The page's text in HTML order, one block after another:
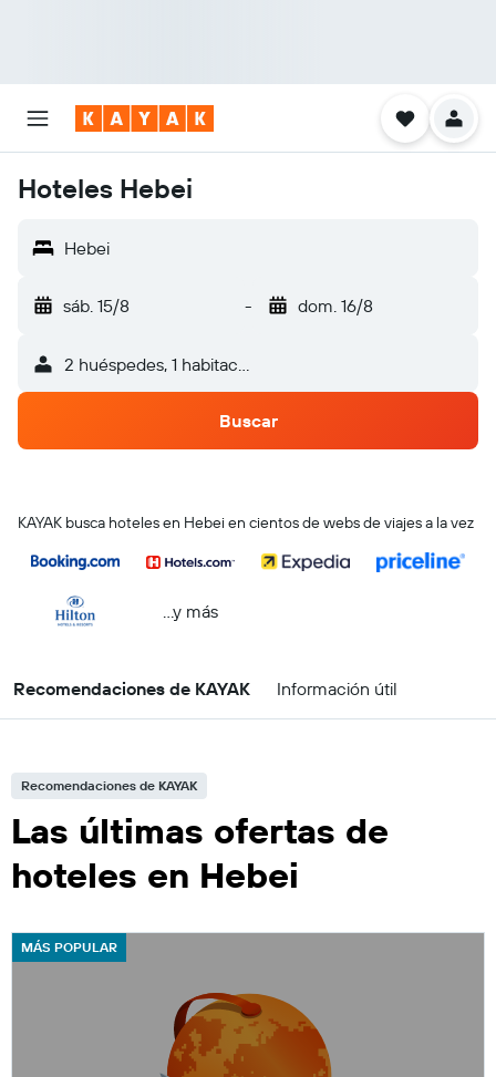
Hoteles Hebei
Hebei
sáb. 15/8 - dom. 16/8
2 huéspedes, 1 habitación
Buscar
KAYAK busca hoteles en Hebei en cientos de webs de viajes a la vez
...y más
Recomendaciones de KAYAK Información útil
Recomendaciones de KAYAK
Las últimas ofertas de
hoteles en Hebei
MÁS POPULAR